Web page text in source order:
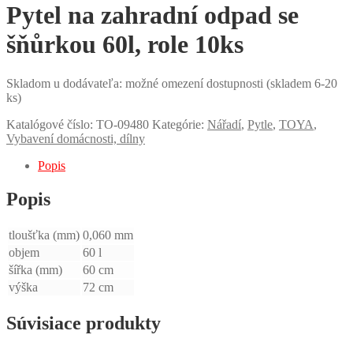
Pytel na zahradní odpad se
šňůrkou 60l, role 10ks
Skladom u dodávateľa: možné omezení dostupnosti (skladem 6-20
ks)
Katalógové číslo: TO-09480 Kategórie: Nářadí, Pytle, TOYA,
Vybavení domácnosti, dílny
Popis
Popis
tloušťka (mm) 0,060 mm
objem
60 l
šířka (mm)
60 cm
výška
72 cm
Súvisiace produkty